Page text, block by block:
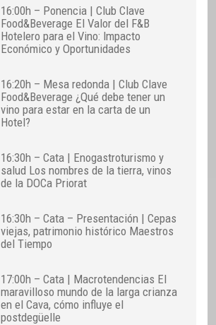
16:00h – Ponencia | Club Clave
Food&Beverage El Valor del F&B
Hotelero para el Vino: Impacto
Económico y Oportunidades
16:20h – Mesa redonda | Club Clave
Food&Beverage ¿Qué debe tener un
vino para estar en la carta de un
Hotel?
16:30h – Cata | Enogastroturismo y
salud Los nombres de la tierra, vinos
de la DOCa Priorat
16:30h – Cata – Presentación | Cepas
viejas, patrimonio histórico Maestros
del Tiempo
17:00h – Cata | Macrotendencias El
maravilloso mundo de la larga crianza
en el Cava, cómo influye el
postdegüelle